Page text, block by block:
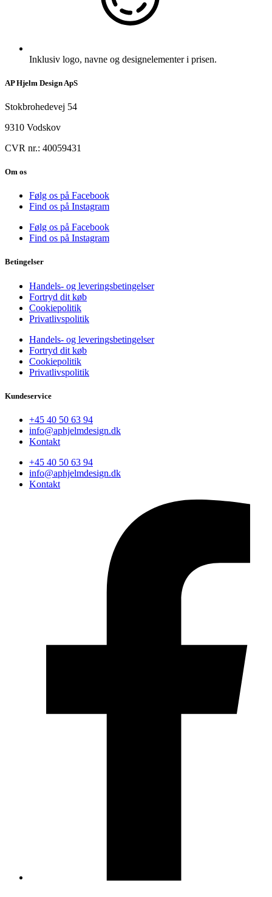
Inklusiv logo, navne og designelementer i prisen.
AP Hjelm Design ApS
Stokbrohedevej 54
9310 Vodskov
CVR nr.: 40059431
Om os
Følg os på Facebook
Find os på Instagram
Følg os på Facebook
Find os på Instagram
Betingelser
Handels- og leveringsbetingelser
Fortryd dit køb
Cookiepolitik
Privatlivspolitik
Handels- og leveringsbetingelser
Fortryd dit køb
Cookiepolitik
Privatlivspolitik
Kundeservice
+45 40 50 63 94
info@aphjelmdesign.dk
Kontakt
+45 40 50 63 94
info@aphjelmdesign.dk
Kontakt